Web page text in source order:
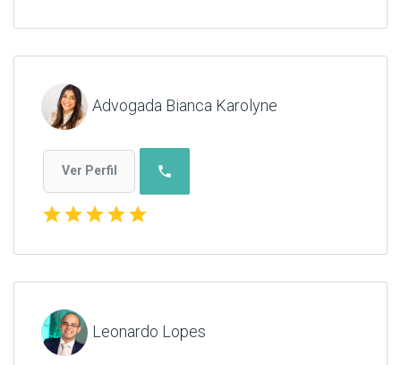
Advogada Bianca Karolyne
Ver Perfil phone
starstarstarstarstar
Leonardo Lopes